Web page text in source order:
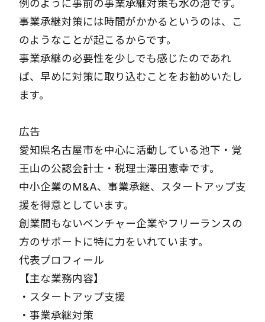
例のように事前の事業承継対策も水の泡です。
事業承継対策には時間がかかるというのは、こ
のようなことが起こるからです。
事業承継の必要性を少しでも感じたのであれ
ば、早めに対策に取り込むことをお勧めいたし
ます。
広告
愛知県名古屋市を中心に活動している池下・覚
王山の公認会計士・税理士澤田憲幸です。
中小企業のM&A、事業承継、スタートアップ支
援を得意としています。
創業間もないベンチャー企業やフリーランスの
方のサポートに特に力をいれています。
代表プロフィール
【主な業務内容】
・ スタートアップ支援
・ 事業承継対策